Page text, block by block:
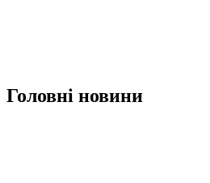
Головні новини